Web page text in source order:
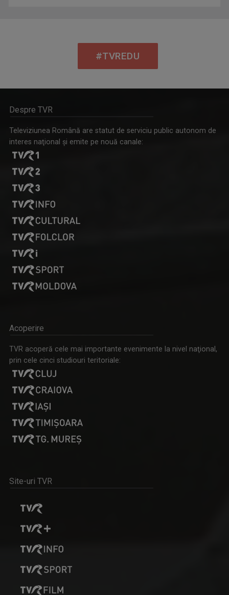
#TVREDU
Despre TVR
Televiziunea Română are statut de serviciu public autonom de
interes naţional şi emite pe nouă canale:
Acoperire
TVR acoperă cele mai importante evenimente la nivel naţional,
prin cele cinci studiouri teritoriale:
Site-uri TVR